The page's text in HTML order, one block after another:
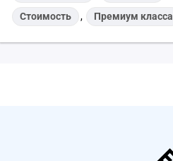
Стоимость , Премиум класса